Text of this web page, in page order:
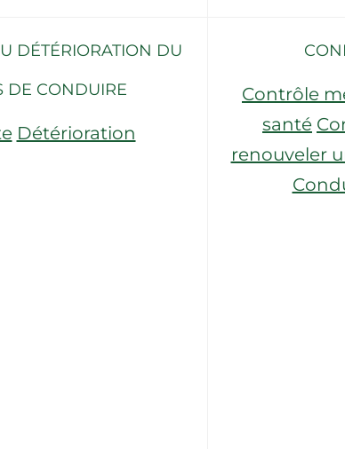
DÉTÉRIORATION DU
DE CONDUIRE
Détérioration
Contrôle
santé
renouveler